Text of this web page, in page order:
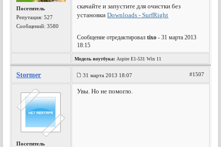
Посетитель
Репутация:527
Сообщений: 3580
скачайте и запустите для очистки без
установкиDownloads - SurfRight
Сообщение отредактировалtixo - 31 марта 2013
18:15
Модель ноутбука: Aspire E1-531 Win 11
Stormer 31 марта 2013 18:07 #1507
Посетитель
Увы. Но не помогло.